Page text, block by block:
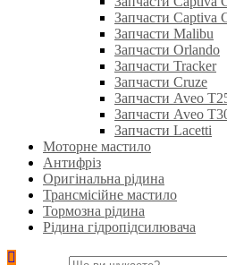
Запчасти Captiva
Запчасти Malibu
Запчасти Orlando
Запчасти Tracker
Запчасти Cruze
Запчасти Aveo
Запчасти Aveo
Запчасти Lacetti
Моторне мастило
Антифріз
Оригінальна рідина
Трансмісійне мастило
Тормозна рідина
Рідина гідропідсилювача